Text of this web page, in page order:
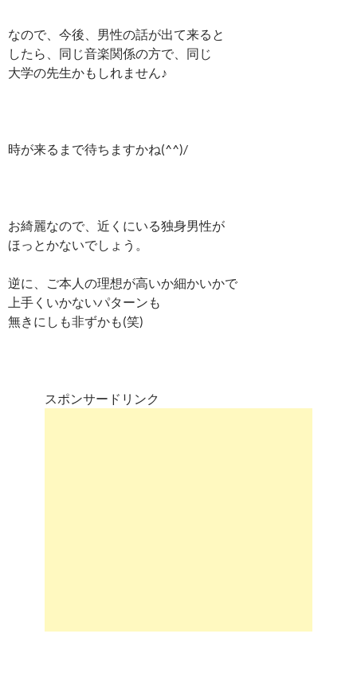
なので、今後、男性の話が出て来ると
したら、同じ音楽関係の方で、同じ
大学の先生かもしれません♪
時が来るまで待ちますかね(^^)/
お綺麗なので、近くにいる独身男性が
ほっとかないでしょう。
逆に、ご本人の理想が高いか細かいかで
上手くいかないパターンも
無きにしも非ずかも(笑)
スポンサードリンク